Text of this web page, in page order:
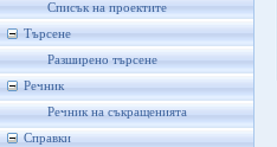
Списък на проектите
Търсене
Разширено търсене
Речник
Речник на съкращенията
Справки